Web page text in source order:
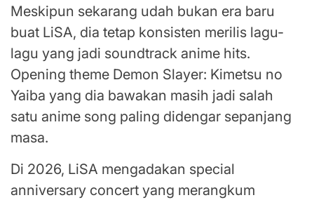
Meskipun sekarang udah bukan era baru
buat LiSA, dia tetap konsisten merilis lagu-
lagu yang jadi soundtrack anime hits.
Opening theme Demon Slayer: Kimetsu no
Yaiba yang dia bawakan masih jadi salah
satu anime song paling didengar sepanjang
masa.
Di 2026, LiSA mengadakan special
anniversary concert yang merangkum